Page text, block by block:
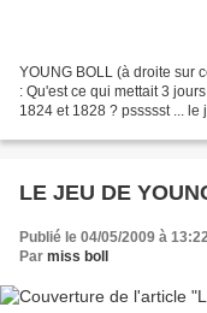
YOUNG BOLL (à droite sur
: Qu'est ce qui mettait 3
1824 et 1828 ? pssssst ...
LE JEU DE
Publié le 04/05/2009 à
Par miss boll